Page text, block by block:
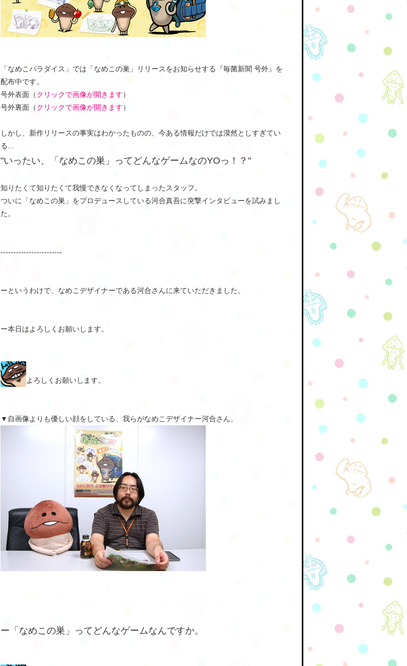
「なめこパラダイス」では「なめこの巣」リリースをお知らせする『毎菌新聞 号外』を
配布中です。
号外表面（クリックで画像が開きます）
号外裏面（クリックで画像が開きます）
しかし、新作リリースの事実はわかったものの、今ある情報だけでは漠然としすぎてい
る...
"いったい、「なめこの巣」ってどんなゲームなのYOっ！？"
知りたくて知りたくて我慢できなくなってしまったスタッフ。
ついに「なめこの巣」をプロデュースしている河合真吾に突撃インタビューを試みまし
た。
------------------------
ーというわけで、なめこデザイナーである河合さんに来ていただきました。
ー本日はよろしくお願いします。
よろしくお願いします。
▼自画像よりも優しい顔をしている、我らがなめこデザイナー河合さん。
ー「なめこの巣」ってどんなゲームなんですか。